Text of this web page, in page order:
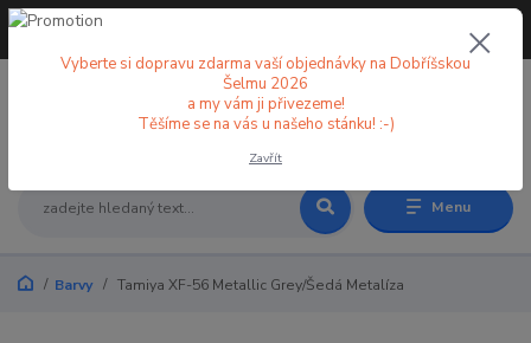
Menu
+420 773 998 582
Barvy Tamiya XF-56 Metallic Grey/Šedá Metalíza
Vyberte si dopravu zdarma vaší objednávky na Dobříšskou
Šelmu 2026
a my vám ji přivezeme!
Těšíme se na vás u našeho stánku! :-)
Zavřít